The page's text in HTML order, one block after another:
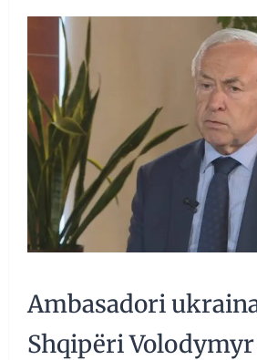
Ambasadori
Shqipëri